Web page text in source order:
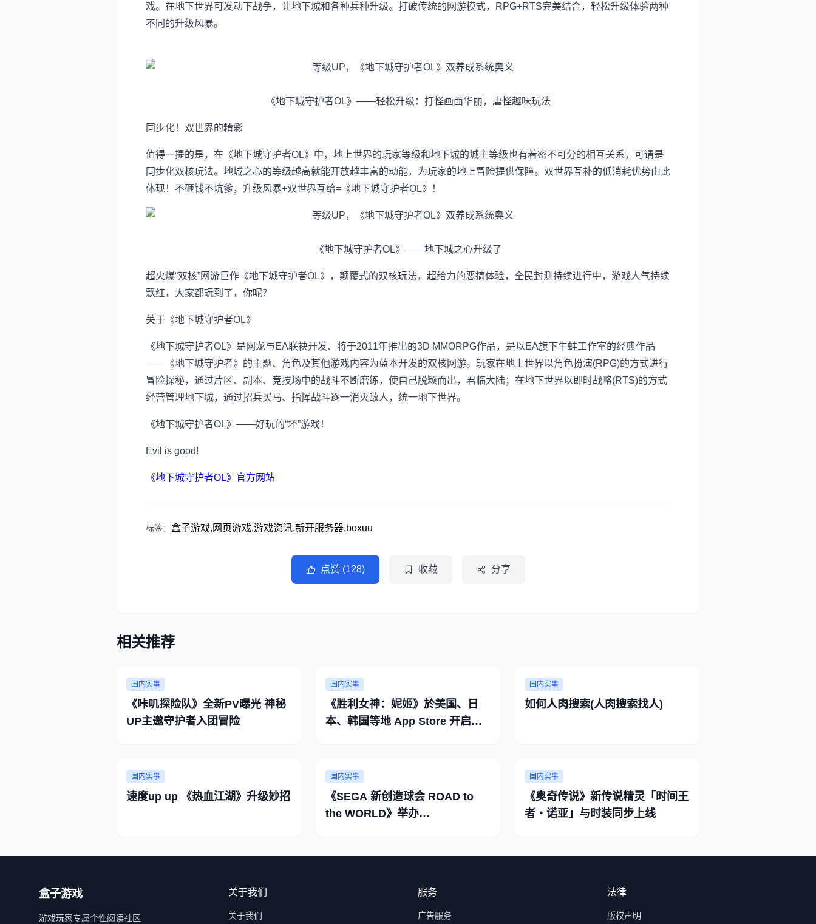
戏。在地下世界可发动下战争，让地下城和各种兵种升级。打破传统的网游模式，RPG+RTS完美结合，轻松升级体验两种
不同的升级风暴。
《地下城守护者OL》——轻松升级：打怪画面华丽，虐怪趣味玩法
同步化！双世界的精彩
值得一提的是，在《地下城守护者OL》中，地上世界的玩家等级和地下城的城主等级也有着密不可分的相互关系，可谓是
同步化双核玩法。地城之心的等级越高就能开放越丰富的动能，为玩家的地上冒险提供保障。双世界互补的低消耗优势由此
体现！不砸钱不坑爹，升级风暴+双世界互给=《地下城守护者OL》！
《地下城守护者OL》——地下城之心升级了
超火爆“双核”网游巨作《地下城守护者OL》，颠覆式的双核玩法，超给力的恶搞体验，全民封测持续进行中，游戏人气持续
飘红，大家都玩到了，你呢？
关于《地下城守护者OL》
《地下城守护者OL》是网龙与EA联袂开发、将于2011年推出的3D MMORPG作品，是以EA旗下牛蛙工作室的经典作品
——《地下城守护者》的主题、角色及其他游戏内容为蓝本开发的双核网游。玩家在地上世界以角色扮演(RPG)的方式进行
冒险探秘，通过片区、副本、竞技场中的战斗不断磨练，使自己脱颖而出，君临大陆；在地下世界以即时战略(RTS)的方式
经营管理地下城，通过招兵买马、指挥战斗逐一消灭敌人，统一地下世界。
《地下城守护者OL》——好玩的“坏”游戏！
Evil is good!
《地下城守护者OL》官方网站
标签： 盒子游戏,网页游戏,游戏资讯,新开服务器,boxuu
点赞 (128) 收藏 分享
相关推荐
国内实事
《咔叽探险队》全新PV曝光 神秘
UP主邀守护者入团冒险
国内实事
《胜利女神：妮姬》於美国、日
本、韩国等地 App Store 开启预
国内实事
如何人肉搜索(人肉搜索找人)
国内实事
速度up up 《热血江湖》升级妙招
国内实事
《SEGA 新创造球会 ROAD to
the WORLD》举办
国内实事
《奥奇传说》新传说精灵「时间王
者・诺亚」与时装同步上线
盒子游戏
游戏玩家专属个性阅读社区
关于我们
关于我们
服务
广告服务
法律
版权声明